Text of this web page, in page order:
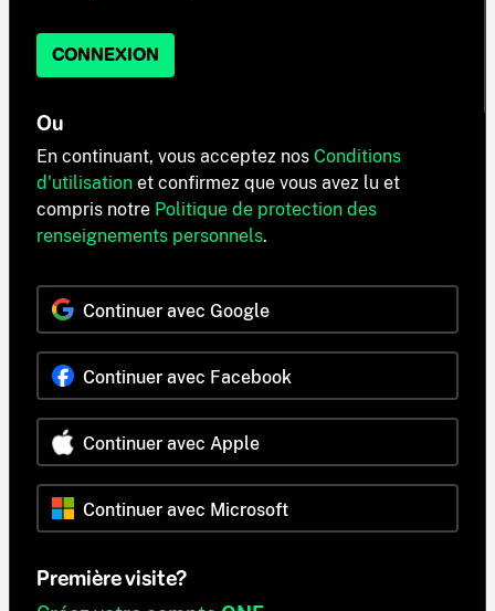
CONNEXION
Ou
En continuant, vous acceptez nos Conditions
d'utilisation et confirmez que vous avez lu et
compris notre Politique de protection des
renseignements personnels.
Continuer avec Google
Continuer avec Facebook
Continuer avec Apple
Continuer avec Microsoft
Première visite?